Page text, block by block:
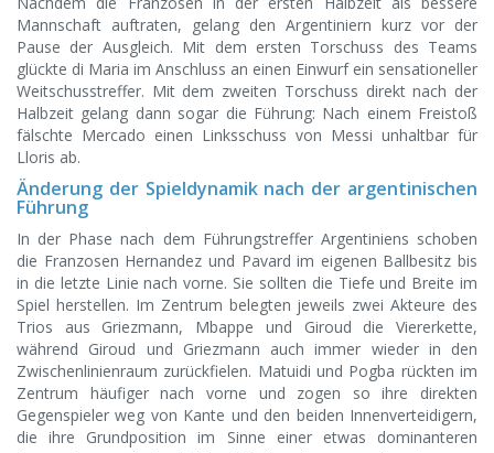
Mannschaft auftraten, gelang den Argentiniern kurz vor der
Pause der Ausgleich. Mit dem ersten Torschuss des Teams
glückte di Maria im Anschluss an einen Einwurf ein sensationeller
Weitschusstreffer. Mit dem zweiten Torschuss direkt nach der
Halbzeit gelang dann sogar die Führung: Nach einem Freistoß
fälschte Mercado einen Linksschuss von Messi unhaltbar für
Lloris ab.
Änderung der Spieldynamik nach der argentinischen
Führung
In der Phase nach dem Führungstreffer Argentiniens schoben
die Franzosen Hernandez und Pavard im eigenen Ballbesitz bis
in die letzte Linie nach vorne. Sie sollten die Tiefe und Breite im
Spiel herstellen. Im Zentrum belegten jeweils zwei Akteure des
Trios aus Griezmann, Mbappe und Giroud die Viererkette,
während Giroud und Griezmann auch immer wieder in den
Zwischenlinienraum zurückfielen. Matuidi und Pogba rückten im
Zentrum häufiger nach vorne und zogen so ihre direkten
Gegenspieler weg von Kante und den beiden Innenverteidigern,
die ihre Grundposition im Sinne einer etwas dominanteren